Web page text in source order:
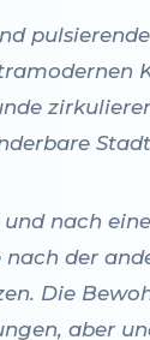
nach
der
Die
aber